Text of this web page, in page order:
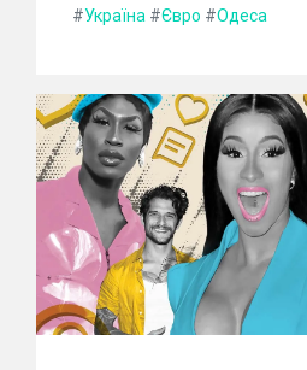
#Україна #Євро #Одеса